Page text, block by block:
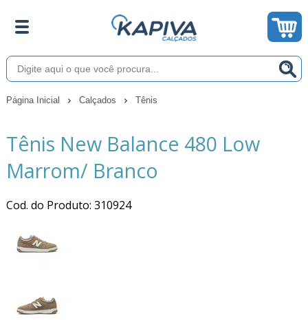
Página Inicial Calçados Tênis
Tênis New Balance 480 Low
Marrom/ Branco
Cod. do Produto: 310924